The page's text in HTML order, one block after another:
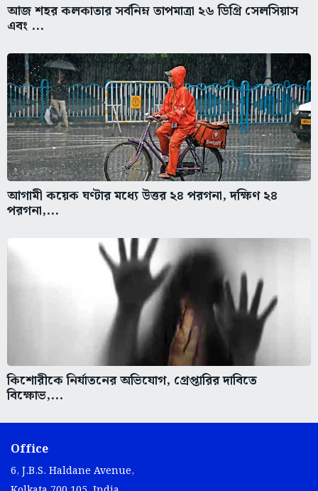
আজ শহর কলকাতার সর্বনিম্ন তাপমাত্রা ২৬ ডিগ্রি সেলসিয়াস
এবং ...
আগামী কয়েক ঘণ্টার মধ্যে উত্তর ২৪ পরগনা, দক্ষিণ ২৪
পরগনা,...
কিশোরীকে নির্যাতনের অভিযোগ, গ্রেপ্তারির দাবিতে
বিক্ষোভ,...
Office
6, J.B.S. Haldane Avenue,